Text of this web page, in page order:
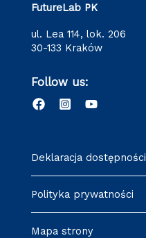
FutureLab PK
ul. Lea 114, lok. 206
30-133 Kraków
Follow us:
Deklaracja dostępności
Polityka prywatności
Mapa strony